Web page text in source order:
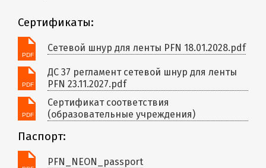
Сертификаты:
Сетевой шнур для ленты PFN 18.01.2028.pdf
ДС 37 регламент сетевой шнур для ленты
PFN 23.11.2027.pdf
Сертификат соответствия
(образовательные учреждения)
Паспорт:
PFN_NEON_passport